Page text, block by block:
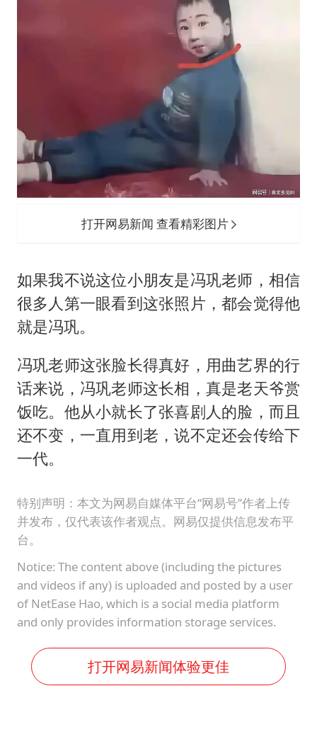
打开网易新闻 查看精彩图片
如果我不说这位小朋友是冯巩老师，相信
很多人第一眼看到这张照片，都会觉得他
就是冯巩。
冯巩老师这张脸长得真好，用曲艺界的行
话来说，冯巩老师这长相，真是老天爷赏
饭吃。他从小就长了张喜剧人的脸，而且
还不变，一直用到老，说不定还会传给下
一代。
特别声明：本文为网易自媒体平台“网易号”作者上传
并发布，仅代表该作者观点。网易仅提供信息发布平
台。
Notice: The content above (including the pictures
and videos if any) is uploaded and posted by a user
of NetEase Hao, which is a social media platform
and only provides information storage services.
打开网易新闻体验更佳